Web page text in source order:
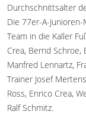
Durchschnittsalter
Die 77er-A-
Team in die Kaller
Crea, Bernd Schroe,
Manfred Lennartz,
Trainer Josef
Ross, Enrico Crea,
Ralf Schmitz.